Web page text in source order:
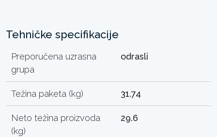
Tehničke specifikacije
Preporučena uzrasna
grupa
odrasli
Težina paketa (kg) 31.74
Neto težina proizvoda
(kg)
29.6